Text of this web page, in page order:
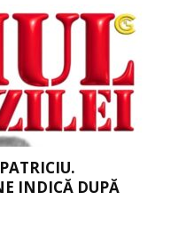
INDICĂ DUPĂ